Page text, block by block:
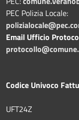
PEC Polizia Locale:
Email Ufficio
Codice Univoco
UFT24Z